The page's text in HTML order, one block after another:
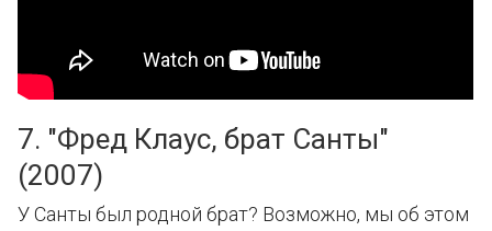
7. "Фред Клаус, брат Санты"
(2007)
У Санты был родной брат? Возможно, мы об этом